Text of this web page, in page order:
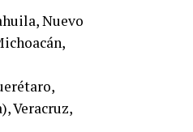
Nuevo
Veracruz,